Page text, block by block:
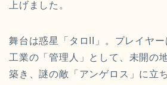
上げました。
舞台は惑星「タロII」。プレイヤ
工業の「管理人」として、未開の
築き、謎の敵「アンゲロス」に立